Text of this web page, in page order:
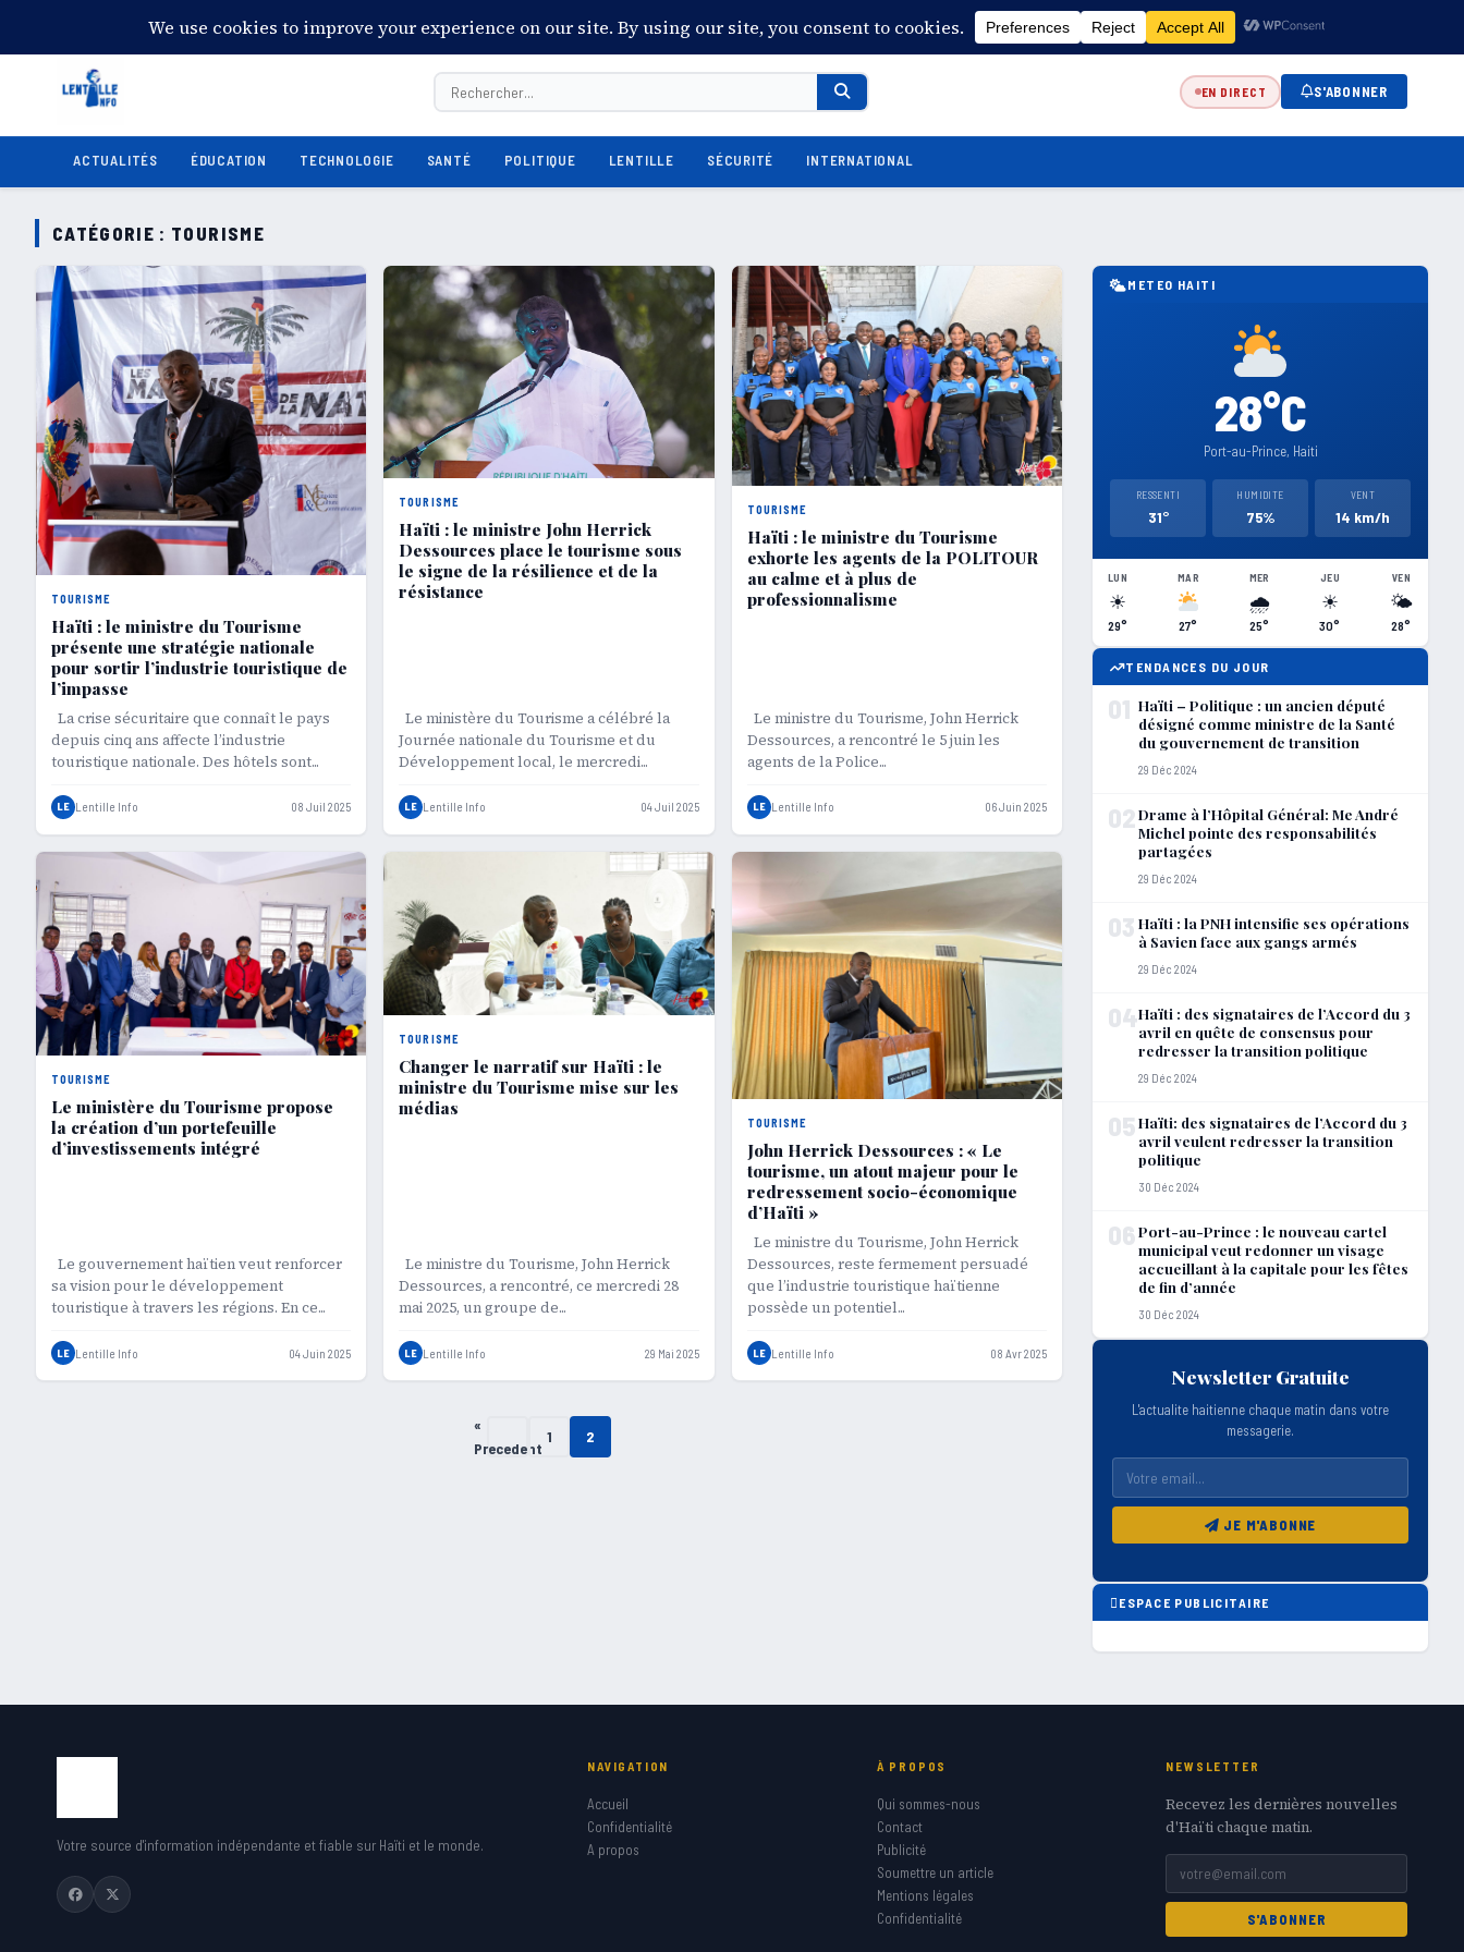
Jeudi 6 août 2026 20:24:44 Port-au-Prince FR EN ES KR
EN DIRECT S'ABONNER
ACTUALITÉS ÉDUCATION TECHNOLOGIE SANTÉ POLITIQUE LENTILLE SÉCURITÉ INTERNATIONAL
CATÉGORIE : TOURISME
TOURISME
Haïti : le ministre du Tourisme
présente une stratégie nationale
pour sortir l’industrie touristique de
l’impasse
La crise sécuritaire que connaît le pays
depuis cinq ans affecte l’industrie
touristique nationale. Des hôtels sont...
LE Lentille Info 08 Juil 2025
TOURISME
Haïti : le ministre John Herrick
Dessources place le tourisme sous
le signe de la résilience et de la
résistance
Le ministère du Tourisme a célébré la
Journée nationale du Tourisme et du
Développement local, le mercredi...
LE Lentille Info 04 Juil 2025
TOURISME
Haïti : le ministre du Tourisme
exhorte les agents de la POLITOUR
au calme et à plus de
professionnalisme
Le ministre du Tourisme, John Herrick
Dessources, a rencontré le 5 juin les
agents de la Police...
LE Lentille Info 06 Juin 2025
TOURISME
Le ministère du Tourisme propose
la création d’un portefeuille
d’investissements intégré
Le gouvernement haïtien veut renforcer
sa vision pour le développement
touristique à travers les régions. En ce...
LE Lentille Info 04 Juin 2025
TOURISME
Changer le narratif sur Haïti : le
ministre du Tourisme mise sur les
médias
Le ministre du Tourisme, John Herrick
Dessources, a rencontré, ce mercredi 28
mai 2025, un groupe de...
LE Lentille Info 29 Mai 2025
TOURISME
John Herrick Dessources : « Le
tourisme, un atout majeur pour le
redressement socio-économique
d’Haïti »
Le ministre du Tourisme, John Herrick
Dessources, reste fermement persuadé
que l’industrie touristique haïtienne
possède un potentiel...
LE Lentille Info 08 Avr 2025
«
Precedent
1 2
METEO HAITI
28°C
Port-au-Prince, Haiti
RESSENTI
31°
HUMIDITE
75%
VENT
14 km/h
LUN
☀
29°
MAR
27°
MER
🌧
25°
JEU
☀
30°
VEN
🌤
28°
TENDANCES DU JOUR
01 Haïti – Politique : un ancien député
désigné comme ministre de la Santé
du gouvernement de transition
29 Déc 2024
02Drame à l’Hôpital Général: Me André
Michel pointe des responsabilités
partagées
29 Déc 2024
03 Haïti : la PNH intensifie ses opérations
à Savien face aux gangs armés
29 Déc 2024
04Haïti : des signataires de l’Accord du 3
avril en quête de consensus pour
redresser la transition politique
29 Déc 2024
05Haïti: des signataires de l’Accord du 3
avril veulent redresser la transition
politique
30 Déc 2024
06Port-au-Prince : le nouveau cartel
municipal veut redonner un visage
accueillant à la capitale pour les fêtes
de fin d’année
30 Déc 2024
Newsletter Gratuite
L'actualite haitienne chaque matin dans votre
messagerie.
JE M'ABONNE
ESPACE PUBLICITAIRE
Votre source d'information indépendante et fiable sur Haïti et le monde.
NAVIGATION
Accueil
Confidentialité
A propos
À PROPOS
Qui sommes-nous
Contact
Publicité
Soumettre un article
Mentions légales
Confidentialité
NEWSLETTER
Recevez les dernières nouvelles
d'Haïti chaque matin.
S'ABONNER